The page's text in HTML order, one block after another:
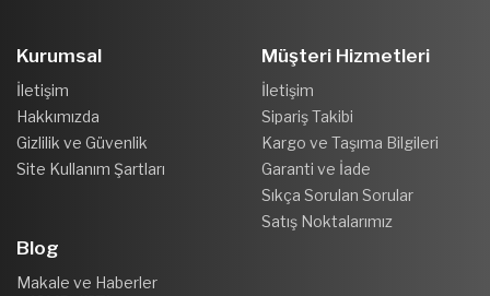
Kurumsal
İletişim
Hakkımızda
Gizlilik ve Güvenlik
Site Kullanım Şartları
Müşteri Hizmetleri
İletişim
Sipariş Takibi
Kargo ve Taşıma Bilgileri
Garanti ve İade
Sıkça Sorulan Sorular
Satış Noktalarımız
Blog
Makale ve Haberler